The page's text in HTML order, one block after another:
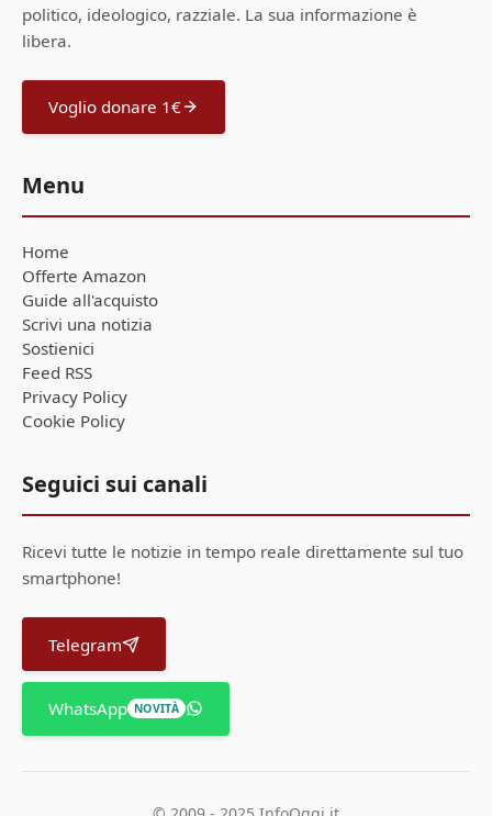
politico, ideologico, razziale. La sua informazione è
libera.
Voglio donare 1€
Menu
Home
Offerte Amazon
Guide all'acquisto
Scrivi una notizia
Sostienici
Feed RSS
Privacy Policy
Cookie Policy
Seguici sui canali
Ricevi tutte le notizie in tempo reale direttamente sul tuo
smartphone!
Telegram
WhatsApp NOVITÀ